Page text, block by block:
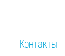
Контакты